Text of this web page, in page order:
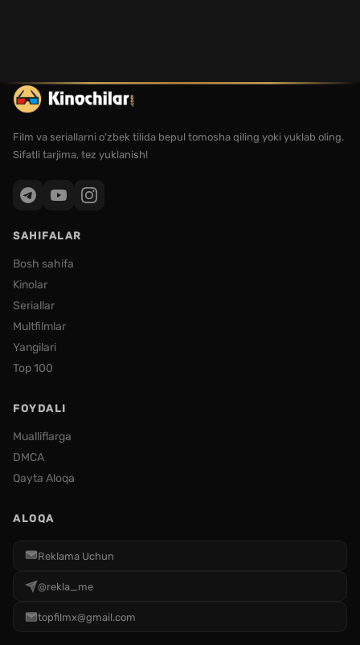
Film va seriallarni o'zbek tilida bepul tomosha qiling yoki yuklab oling.
Sifatli tarjima, tez yuklanish!
SAHIFALAR
Bosh sahifa
Kinolar
Seriallar
Multfilmlar
Yangilari
Top 100
FOYDALI
Mualliflarga
DMCA
Qayta Aloqa
ALOQA
Reklama Uchun
@rekla_me
topfilmx@gmail.com